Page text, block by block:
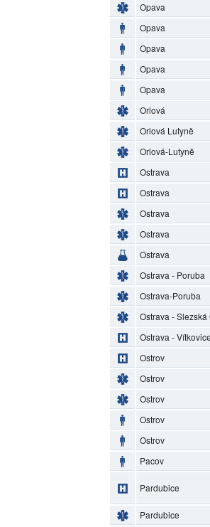
Opava
Opava
Opava
Opava
Opava
Orlová
Orlová Lutyně
Orlová-Lutyně
Ostrava
Ostrava
Ostrava
Ostrava
Ostrava
Ostrava - Poruba
Ostrava-Poruba
Ostrava - Slezská
Ostrava -
Ostrov
Ostrov
Ostrov
Ostrov
Ostrov
Pacov
Pardubice
Pardubice